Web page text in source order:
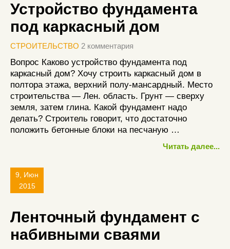
Устройство фундамента
под каркасный дом
СТРОИТЕЛЬСТВО 2 комментария
Вопрос Каково устройство фундамента под
каркасный дом? Хочу строить каркасный дом в
полтора этажа, верхний полу-мансардный. Место
строительства — Лен. область. Грунт — сверху
земля, затем глина. Какой фундамент надо
делать? Строитель говорит, что достаточно
положить бетонные блоки на песчаную …
Читать далее...
9, Июн
2015
Ленточный фундамент с
набивными сваями